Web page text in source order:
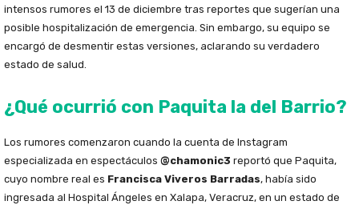
intensos rumores el 13 de diciembre tras reportes que sugerían una
posible hospitalización de emergencia. Sin embargo, su equipo se
encargó de desmentir estas versiones, aclarando su verdadero
estado de salud.
¿Qué ocurrió con Paquita la del Barrio?
Los rumores comenzaron cuando la cuenta de Instagram
especializada en espectáculos @chamonic3 reportó que Paquita,
cuyo nombre real es Francisca Viveros Barradas, había sido
ingresada al Hospital Ángeles en Xalapa, Veracruz, en un estado de